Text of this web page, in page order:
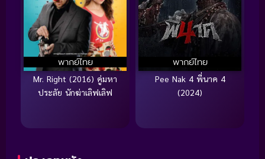
พากย์ไทย
Mr. Right (2016) คู่มหา
ประลัย นักฆ่าเลิฟเลิฟ
พากย์ไทย
Pee Nak 4 พี่นาค 4
(2024)